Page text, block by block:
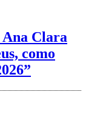
Ana Clara
como